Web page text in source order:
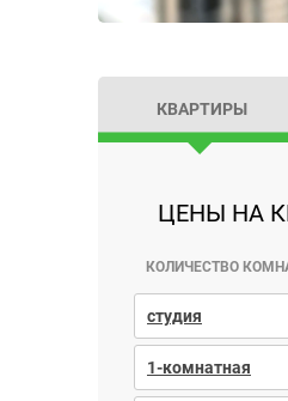
КВАРТИРЫ
ЦЕНЫ НА
КОЛИЧЕСТВО
студия
1-комнатная